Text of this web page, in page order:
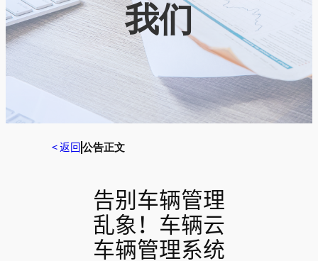
我们
< 返回 公告正文
告别车辆管理
乱象！车辆云
车辆管理系统